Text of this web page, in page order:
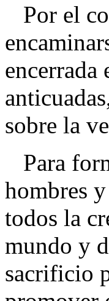
Por el
encerrada
sobre la
Para
hombres
todos la
mundo y
sacrificio